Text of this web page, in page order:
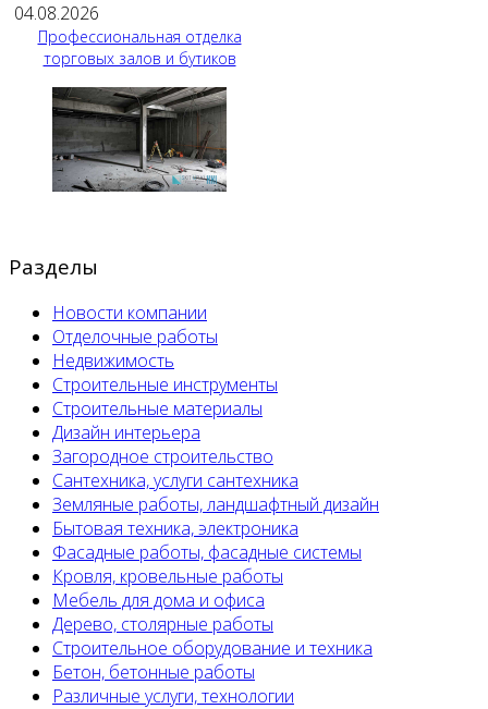
04.08.2026
Профессиональная отделка
торговых залов и бутиков
Разделы
Новости компании
Отделочные работы
Недвижимость
Строительные инструменты
Строительные материалы
Дизайн интерьера
Загородное строительство
Сантехника, услуги сантехника
Земляные работы, ландшафтный дизайн
Бытовая техника, электроника
Фасадные работы, фасадные системы
Кровля, кровельные работы
Мебель для дома и офиса
Дерево, столярные работы
Строительное оборудование и техника
Бетон, бетонные работы
Различные услуги, технологии